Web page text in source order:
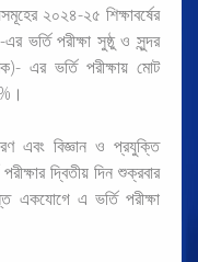
২০২৪-২৫ শিক্ষাবর্ষের
ভর্তি পরীক্ষা সুষ্ঠু ও সুন্দর
এর ভর্তি পরীক্ষায় মোট
এবং বিজ্ঞান ও প্রযুক্তি
দ্বিতীয় দিন শুক্রবার
একযোগে এ ভর্তি পরীক্ষা